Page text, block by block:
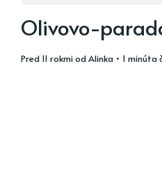
Olivovo-
pred 11 rokmiodAlinka • 1 minúta